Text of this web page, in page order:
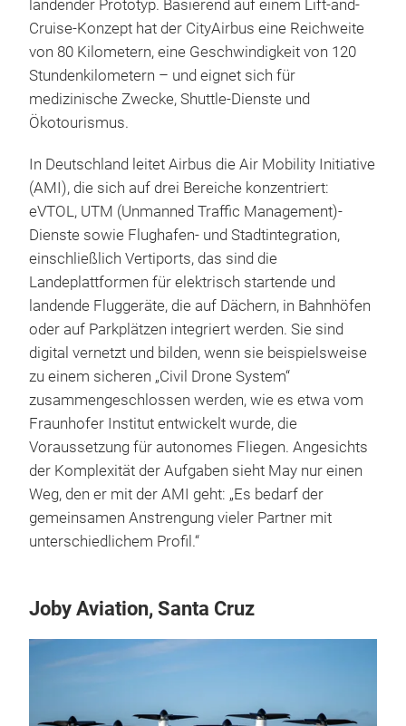
landender Prototyp. Basierend auf einem Lift-and-
Cruise-Konzept hat der CityAirbus eine Reichweite
von 80 Kilometern, eine Geschwindigkeit von 120
Stundenkilometern – und eignet sich für
medizinische Zwecke, Shuttle-Dienste und
Ökotourismus.
In Deutschland leitet Airbus die Air Mobility Initiative
(AMI), die sich auf drei Bereiche konzentriert:
eVTOL, UTM (Unmanned Traffic Management)-
Dienste sowie Flughafen- und Stadtintegration,
einschließlich Vertiports, das sind die
Landeplattformen für elektrisch startende und
landende Fluggeräte, die auf Dächern, in Bahnhöfen
oder auf Parkplätzen integriert werden. Sie sind
digital vernetzt und bilden, wenn sie beispielsweise
zu einem sicheren „Civil Drone System“
zusammengeschlossen werden, wie es etwa vom
Fraunhofer Institut entwickelt wurde, die
Voraussetzung für autonomes Fliegen. Angesichts
der Komplexität der Aufgaben sieht May nur einen
Weg, den er mit der AMI geht: „Es bedarf der
gemeinsamen Anstrengung vieler Partner mit
unterschiedlichem Profil.“
Joby Aviation, Santa Cruz